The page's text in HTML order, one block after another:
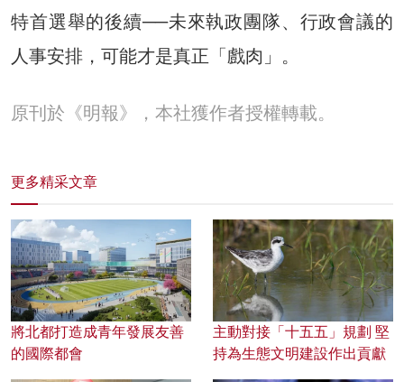
特首選舉的後續──未來執政團隊、行政會議的
人事安排，可能才是真正「戲肉」。
原刊於《明報》，本社獲作者授權轉載。
更多精采文章
將北都打造成青年發展友善
的國際都會
主動對接「十五五」規劃 堅
持為生態文明建設作出貢獻